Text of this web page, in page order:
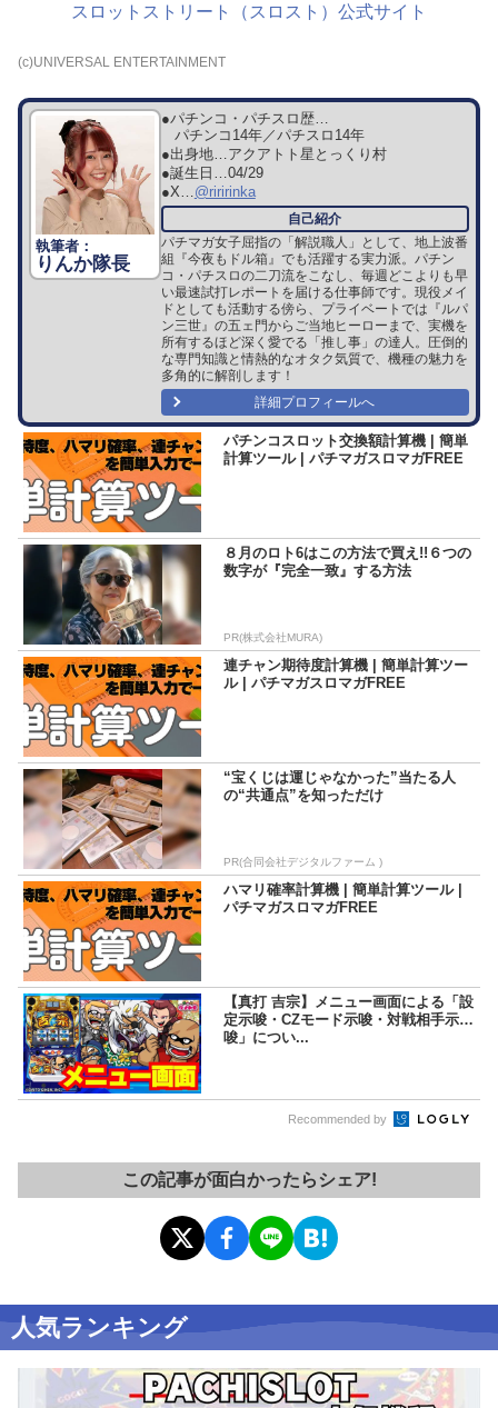
スロットストリート（スロスト）公式サイト
(c)UNIVERSAL ENTERTAINMENT
りんか隊長
●パチンコ・パチスロ歴…
パチンコ14年／パチスロ14年
●出身地…アクアトト星とっくり村
●誕生日…04/29
●X…@riririnka
パチマガ女子屈指の「解説職人」として、地上波番
組『今夜もドル箱』でも活躍する実力派。パチン
コ・パチスロの二刀流をこなし、毎週どこよりも早
い最速試打レポートを届ける仕事師です。現役メイ
ドとしても活動する傍ら、プライベートでは『ルパ
ン三世』の五ェ門からご当地ヒーローまで、実機を
所有するほど深く愛でる「推し事」の達人。圧倒的
な専門知識と情熱的なオタク気質で、機種の魅力を
多角的に解剖します！
詳細プロフィールへ
パチンコスロット交換額計算機 | 簡単
計算ツール | パチマガスロマガFREE
８月のロト6はこの方法で買え!!６つの
数字が『完全一致』する方法
PR(株式会社MURA)
連チャン期待度計算機 | 簡単計算ツー
ル | パチマガスロマガFREE
“宝くじは運じゃなかった”当たる人
の“共通点”を知っただけ
PR(合同会社デジタルファーム )
ハマリ確率計算機 | 簡単計算ツール |
パチマガスロマガFREE
【真打 吉宗】メニュー画面による「設
定示唆・CZモード示唆・対戦相手示
唆」につい...
Recommended by
この記事が面白かったらシェア!
人気ランキング